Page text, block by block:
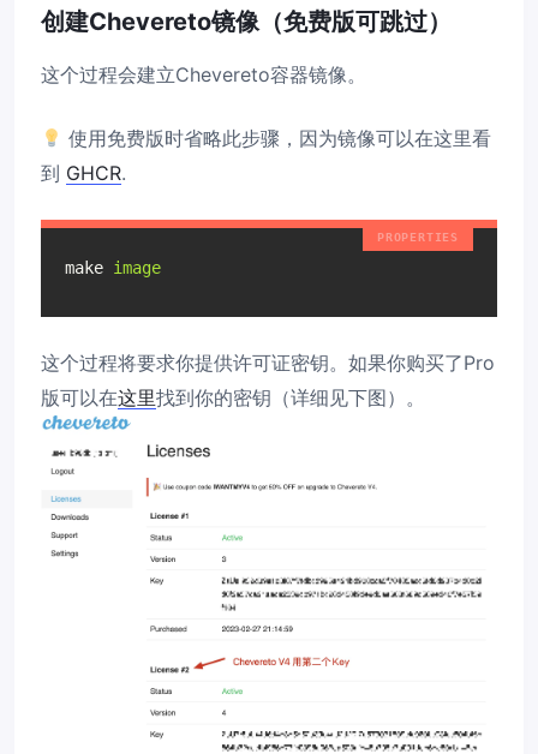
创建Chevereto镜像（免费版可跳过）
这个过程会建立Chevereto容器镜像。
使用免费版时省略此步骤，因为镜像可以在这里看
到 GHCR.
make image
这个过程将要求你提供许可证密钥。如果你购买了Pro
版可以在这里找到你的密钥（详细见下图）。